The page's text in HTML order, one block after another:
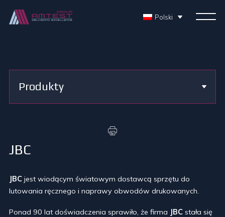
Polski
Produkty
JBC
JBC jest wiodącym światowym dostawcą sprzętu do
lutowania ręcznego i naprawy obwodów drukowanych.
Ponad 90 lat doświadczenia sprawiło, że firma JBC stała się